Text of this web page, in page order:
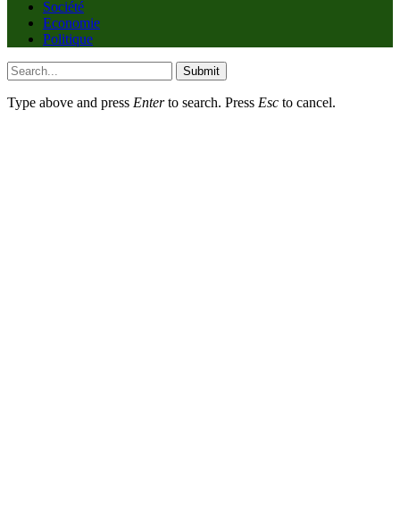
Société
Economie
Politique
Submit
Type above and press Enterto search. Press Esc to cancel.